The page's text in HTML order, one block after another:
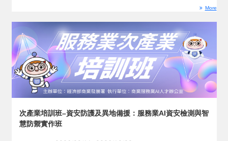
More
次產業培訓班–資安防護及異地備援：服務業AI資安檢測與智
慧防禦實作班